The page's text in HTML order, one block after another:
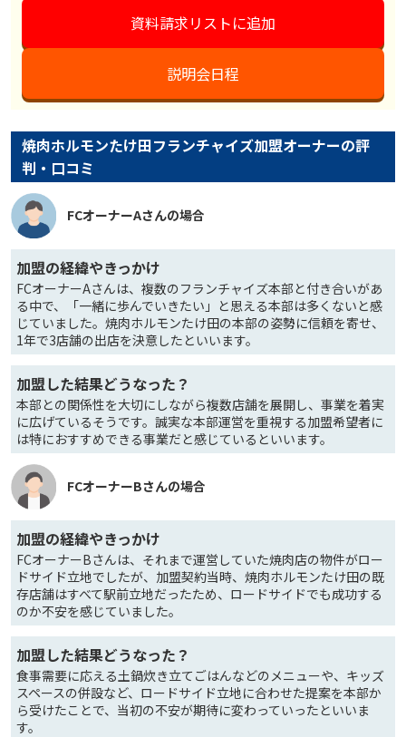
資料請求リストに追加
説明会日程
焼肉ホルモンたけ田フランチャイズ加盟オーナーの評
判・口コミ
FCオーナーAさんの場合
加盟の経緯やきっかけ
FCオーナーAさんは、複数のフランチャイズ本部と付き合いがあ
る中で、「一緒に歩んでいきたい」と思える本部は多くないと感
じていました。焼肉ホルモンたけ田の本部の姿勢に信頼を寄せ、
1年で3店舗の出店を決意したといいます。
加盟した結果どうなった？
本部との関係性を大切にしながら複数店舗を展開し、事業を着実
に広げているそうです。誠実な本部運営を重視する加盟希望者に
は特におすすめできる事業だと感じているといいます。
FCオーナーBさんの場合
加盟の経緯やきっかけ
FCオーナーBさんは、それまで運営していた焼肉店の物件がロー
ドサイド立地でしたが、加盟契約当時、焼肉ホルモンたけ田の既
存店舗はすべて駅前立地だったため、ロードサイドでも成功する
のか不安を感じていました。
加盟した結果どうなった？
食事需要に応える土鍋炊き立てごはんなどのメニューや、キッズ
スペースの併設など、ロードサイド立地に合わせた提案を本部か
ら受けたことで、当初の不安が期待に変わっていったといいま
す。